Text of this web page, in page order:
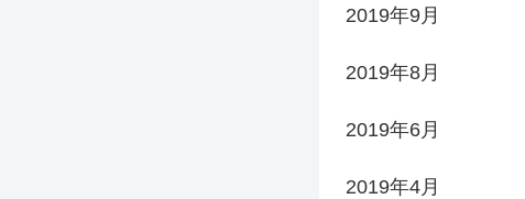
2019年9月
2019年8月
2019年6月
2019年4月